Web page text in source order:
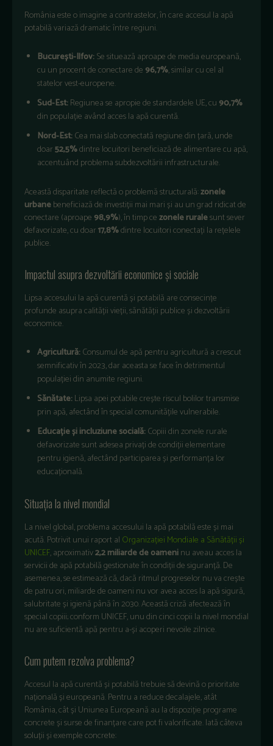
România este o imagine a contrastelor, în care accesul la apă
potabilă variază dramatic între regiuni.
București-Ilfov:Se situează aproape de media europeană,
cu un procent de conectare de 96,7%, similar cu cel al
statelor vest-europene.
Sud-Est:Regiunea se apropie de standardele UE, cu 90,7%
din populație având acces la apă curentă.
Nord-Est:Cea mai slab conectată regiune din țară, unde
doar52,5%dintre locuitori beneficiază de alimentare cu apă,
accentuând problema subdezvoltării infrastructurale.
Această disparitate reflectă o problemă structurală:zonele
urbanebeneficiază de investiții mai mari și au un grad ridicat de
conectare (aproape 98,9%), în timp cezonele ruralesunt sever
defavorizate, cu doar17,8%dintre locuitori conectați la rețelele
publice.
Impactul asupra dezvoltării economice și sociale
Lipsa accesului la apă curentă și potabilă are consecințe
profunde asupra calității vieții, sănătății publice și dezvoltării
economice.
Agricultură:Consumul de apă pentru agricultură a crescut
semnificativ în 2023, dar aceasta se face în detrimentul
populației din anumite regiuni.
Sănătate:Lipsa apei potabile crește riscul bolilor transmise
prin apă, afectând în special comunitățile vulnerabile.
Educație și incluziune socială:Copiii din zonele rurale
defavorizate sunt adesea privați de condiții elementare
pentru igienă, afectând participarea și performanța lor
educațională.
Situația la nivel mondial
La nivel global, problema accesului la apă potabilă este și mai
acută. Potrivit unui raport al Organizației Mondiale a Sănătății și
UNICEF, aproximativ2,2 miliarde de oameninu aveau acces la
servicii de apă potabilă gestionate în condiții de siguranță. De
asemenea, se estimează că, dacă ritmul progreselor nu va crește
de patru ori, miliarde de oameni nu vor avea acces la apă sigură,
salubritate și igienă până în 2030. Această criză afectează în
special copiii; conform UNICEF, unu din cinci copii la nivel mondial
nu are suficientă apă pentru a-și acoperi nevoile zilnice.
Cum putem rezolva problema?
Accesul la apă curentă și potabilă trebuie să devină o prioritate
națională și europeană. Pentru a reduce decalajele, atât
România, cât și Uniunea Europeană au la dispoziție programe
concrete și surse de finanțare care pot fi valorificate. Iată câteva
soluții și exemple concrete: